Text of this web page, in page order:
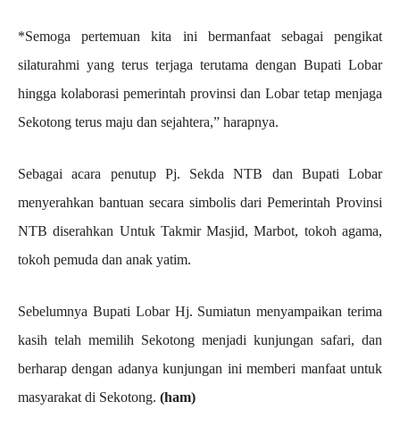
*Semoga pertemuan kita ini bermanfaat sebagai pengikat
silaturahmi yang terus terjaga terutama dengan Bupati Lobar
hingga kolaborasi pemerintah provinsi dan Lobar tetap menjaga
Sekotong terus maju dan sejahtera,” harapnya.
Sebagai acara penutup Pj. Sekda NTB dan Bupati Lobar
menyerahkan bantuan secara simbolis dari Pemerintah Provinsi
NTB diserahkan Untuk Takmir Masjid, Marbot, tokoh agama,
tokoh pemuda dan anak yatim.
Sebelumnya Bupati Lobar Hj. Sumiatun menyampaikan terima
kasih telah memilih Sekotong menjadi kunjungan safari, dan
berharap dengan adanya kunjungan ini memberi manfaat untuk
masyarakat di Sekotong. (ham)